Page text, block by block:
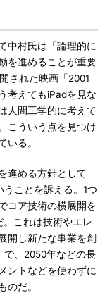
中村氏は「論理的に
を進めることが重要
された映画「2001
考えてもiPadを見な
人間工学的に考えて
こういう点を見つけ
いる。
進める方針として
ことを訴える。1つ
コア技術の横展開を
これは技術やエレ
開し新たな事業を創
で、2050年などの長
ントなどを使わずに
のだ。